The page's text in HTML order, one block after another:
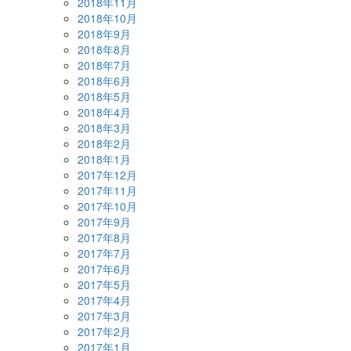
2018年10月
2018年9月
2018年8月
2018年7月
2018年6月
2018年5月
2018年4月
2018年3月
2018年2月
2018年1月
2017年12月
2017年11月
2017年10月
2017年9月
2017年8月
2017年7月
2017年6月
2017年5月
2017年4月
2017年3月
2017年2月
2017年1月